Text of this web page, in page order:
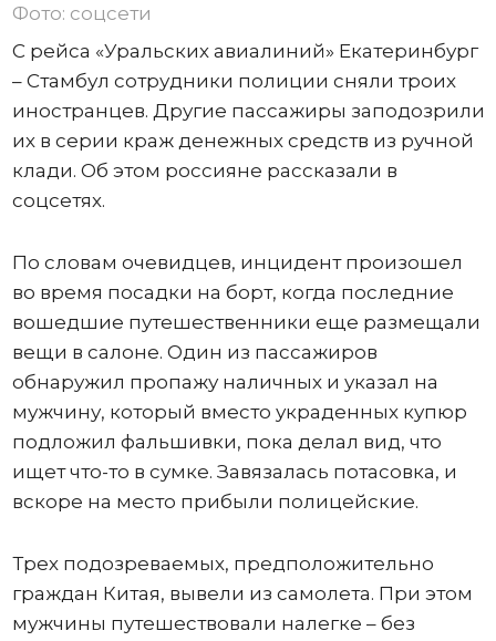
Фото: соцсети
С рейса «Уральских авиалиний» Екатеринбург
– Стамбул сотрудники полиции сняли троих
иностранцев. Другие пассажиры заподозрили
их в серии краж денежных средств из ручной
клади. Об этом россияне рассказали в
соцсетях.
По словам очевидцев, инцидент произошел
во время посадки на борт, когда последние
вошедшие путешественники еще размещали
вещи в салоне. Один из пассажиров
обнаружил пропажу наличных и указал на
мужчину, который вместо украденных купюр
подложил фальшивки, пока делал вид, что
ищет что-то в сумке. Завязалась потасовка, и
вскоре на место прибыли полицейские.
Трех подозреваемых, предположительно
граждан Китая, вывели из самолета. При этом
мужчины путешествовали налегке – без